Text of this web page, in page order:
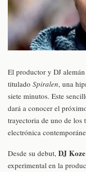
El productor y DJ alemán
titulado Spiralen, una
siete minutos. Este
dará a conocer el
trayectoria de uno de los
electrónica
Desde su debut, DJ Koze
experimental en la